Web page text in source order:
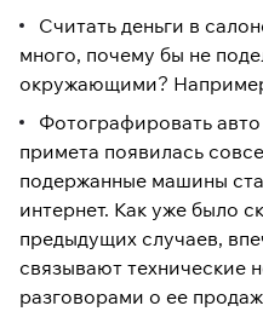
Считать деньги в
много, почему бы не
окружающими?
Фотографировать
примета появилась
подержанные машины
интернет. Как уже было
предыдущих случаев,
связывают технические
разговорами о ее